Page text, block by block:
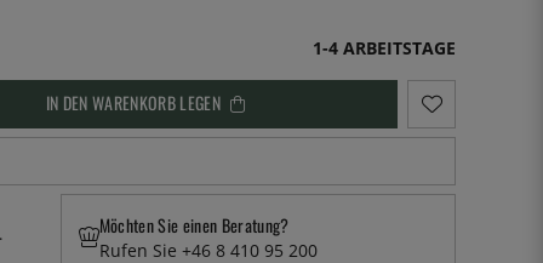
1-4 ARBEITSTAGE
IN DEN WARENKORB LEGEN
Möchten Sie einen Beratung?
Rufen Sie +46 8 410 95 200